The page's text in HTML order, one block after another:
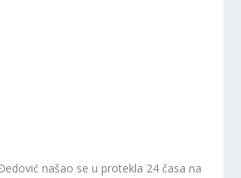
našao se u protekla 24 časa na